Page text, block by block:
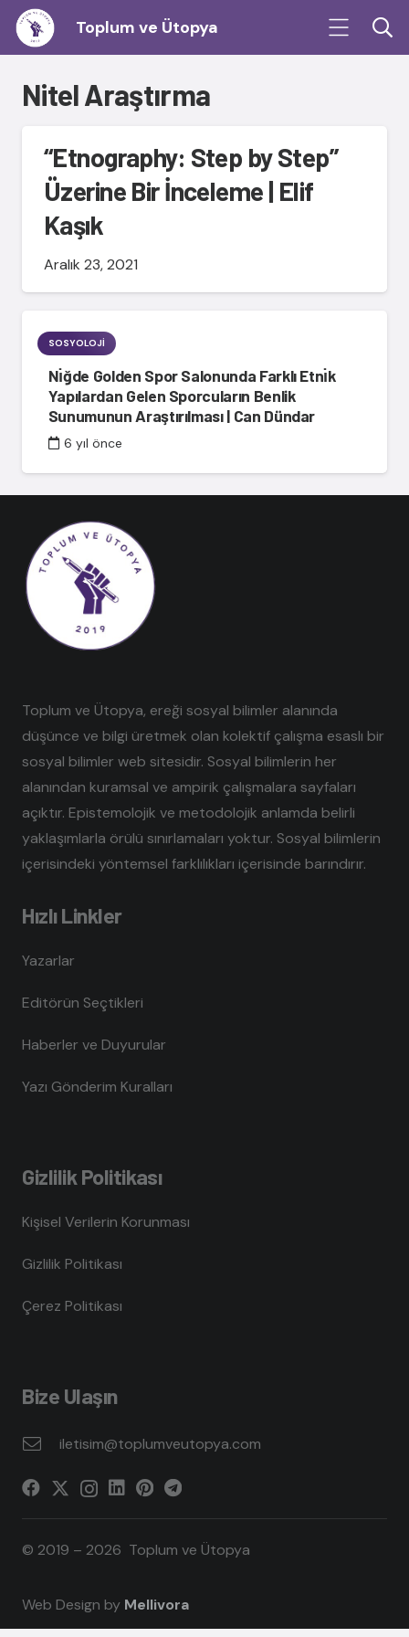
Toplum ve Ütopya
Nitel Araştırma
“Etnography: Step by Step”
Üzerine Bir İnceleme | Elif
Kaşık
Aralık 23, 2021
SOSYOLOJI
Nı̇ğde Golden Spor Salonunda Farklı Etnı̇k
Yapılardan Gelen Sporcuların Benlik
Sunumunun Araştırılması | Can Dündar
6 yıl önce
Toplum ve Ütopya, ereği sosyal bilimler alanında
düşünce ve bilgi üretmek olan kolektif çalışma esaslı bir
sosyal bilimler web sitesidir. Sosyal bilimlerin her
alanından kuramsal ve ampirik çalışmalara sayfaları
açıktır. Epistemolojik ve metodolojik anlamda belirli
yaklaşımlarla örülü sınırlamaları yoktur. Sosyal bilimlerin
içerisindeki yöntemsel farklılıkları içerisinde barındırır.
Hızlı Linkler
Yazarlar
Editörün Seçtikleri
Haberler ve Duyurular
Yazı Gönderim Kuralları
Gizlilik Politikası
Kişisel Verilerin Korunması
Gizlilik Politikası
Çerez Politikası
Bize Ulaşın
iletisim@toplumveutopya.com
© 2019 – 2026 Toplum ve Ütopya
Web Design by Mellivora